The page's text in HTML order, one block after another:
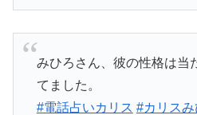
みひろさん、彼の性格は当
てました。
#電話占いカリス #カリス